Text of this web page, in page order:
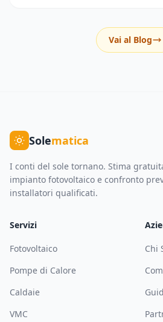
Vai al Blog
Solematica
I conti del sole tornano. Stima
impianto fotovoltaico e confronto
installatori qualificati.
Servizi
Fotovoltaico
Pompe di Calore
Caldaie
VMC
Chi